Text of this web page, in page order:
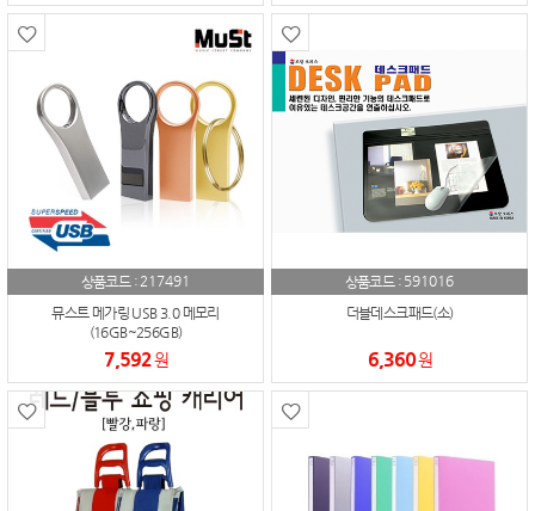
상품코드 :217491
뮤스트 메가링 USB 3.0 메모리
(16GB~256GB)
7,592원
상품코드 : 591016
더블데스크패드(소)
6,360원